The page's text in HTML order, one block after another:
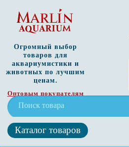
Огромный выбор
товаров для
аквариумистики и
животных по лучшим
ценам.
Оптовым покупателям
Каталог товаров